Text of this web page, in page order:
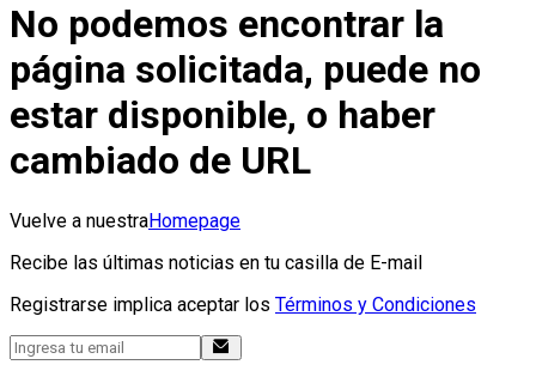
No podemos encontrar la
página solicitada, puede no
estar disponible, o haber
cambiado de URL
Vuelve a nuestraHomepage
Recibe las últimas noticias en tu casilla de E-mail
Registrarse implica aceptar los Términos y Condiciones